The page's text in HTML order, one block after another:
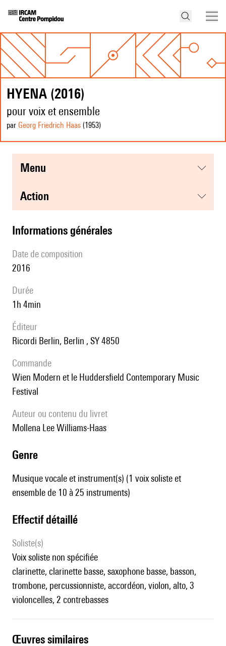
HYENA (2016)
pour voix et ensemble
par Georg Friedrich Haas (1953)
menu
action
informations générales
date de composition
2016
durée
1h 4min
éditeur
Ricordi Berlin, Berlin , SY 4850
Commande
Wien Modern et le Huddersfield Contemporary Music
Festival
Auteur ou contenu du livret
Mollena Lee Williams-Haas
genre
Musique vocale et instrument(s) (1 voix soliste et
ensemble de 10 à 25 instruments)
effectif détaillé
Soliste(s)
voix soliste non spécifiée
clarinette, clarinette basse, saxophone basse, basson,
trombone, percussionniste, accordéon, violon, alto, 3
violoncelles, 2 contrebasses
œuvres similaires